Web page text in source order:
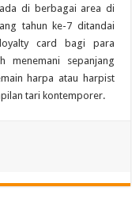
di berbagai area di
tahun ke-7 ditandai
card bagi para
menemani sepanjang
harpa atau harpist
tari kontemporer.